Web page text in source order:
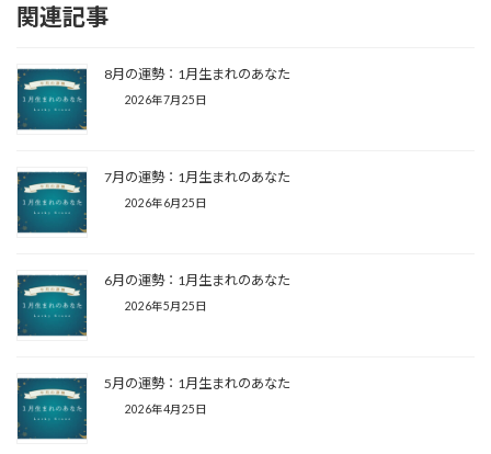
関連記事
8月の運勢：1月生まれのあなた
2026年7月25日
7月の運勢：1月生まれのあなた
2026年6月25日
6月の運勢：1月生まれのあなた
2026年5月25日
5月の運勢：1月生まれのあなた
2026年4月25日